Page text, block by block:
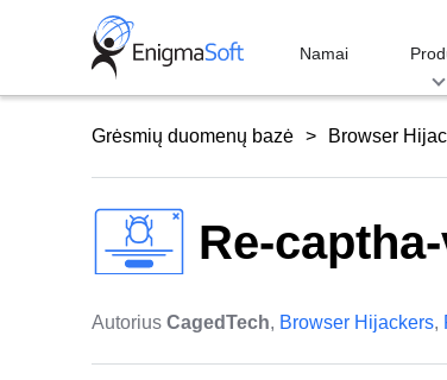
Namai
Grėsmių duomenų bazė Browser
Re-
Autorius CagedTech, Browser Hijackers,